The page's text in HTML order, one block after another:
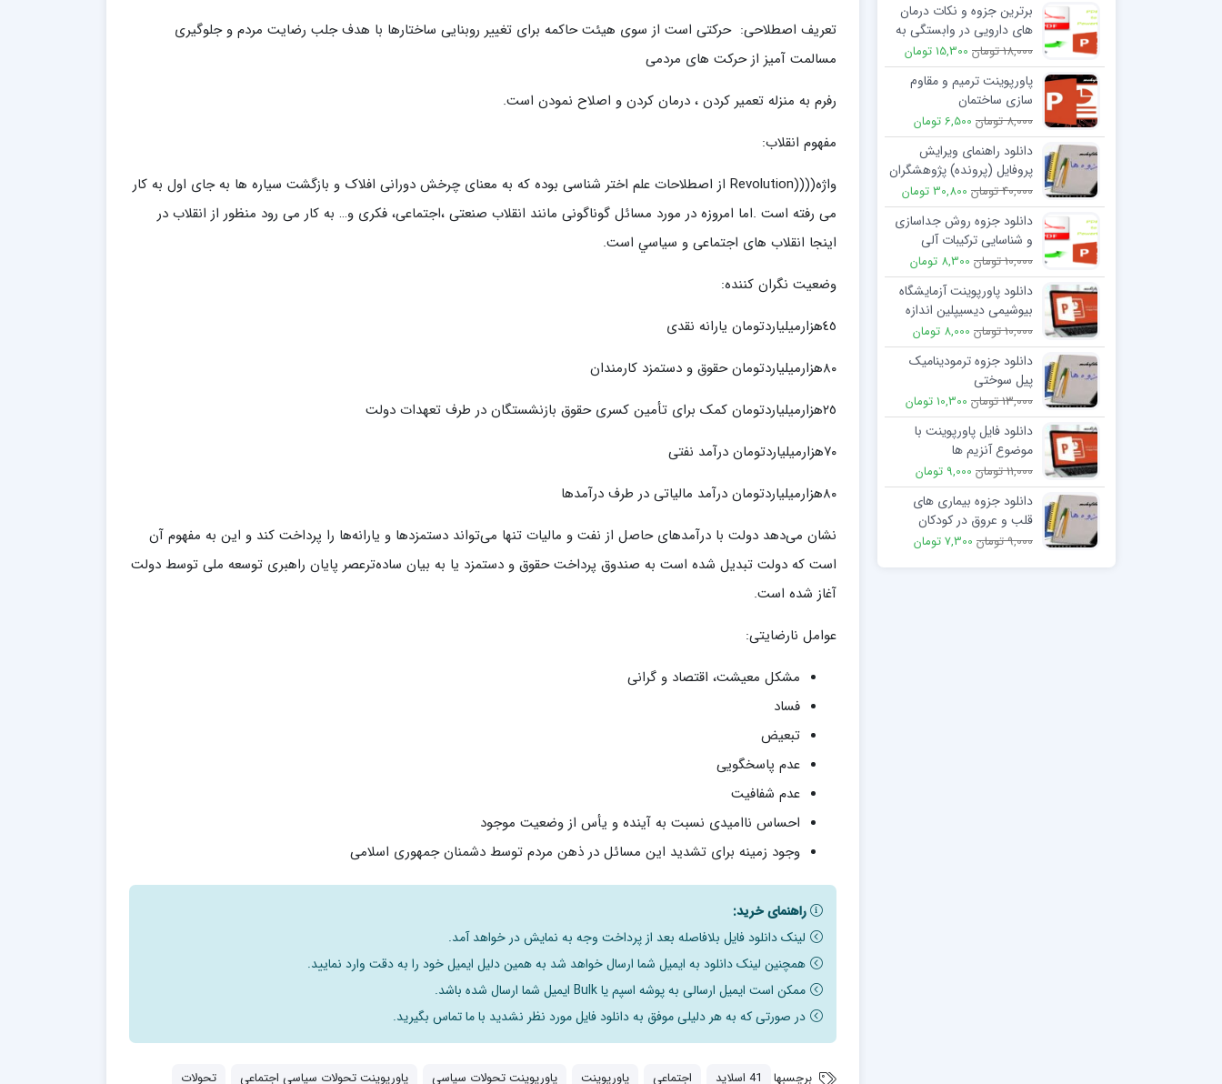
تعریف اصطلاحی: حرکتی است از سوی هیئت حاکمه برای تغییر روبنایی ساختارها با هدف جلب رضایت مردم و جلوگیری
مسالمت آمیز از حرکت های مردمی
رفرم به منزله تعمیر کردن ، درمان کردن و اصلاح نمودن است.
مفهوم انقلاب:
واژه((((Revolution از اصطلاحات علم اختر شناسی بوده که به معنای چرخش دورانی افلاک و بازگشت سیاره ها به جای اول به کار
می رفته است .اما امروزه در مورد مسائل گوناگونی مانند انقلاب صنعتی ،اجتماعی، فکری و… به کار می رود منظور از انقلاب در
اینجا انقلاب های اجتماعی و سياسي است.
وضعیت نگران کننده:
٤٥هزارمیلیاردتومان یارانه نقدی
٨٠هزارمیلیاردتومان حقوق و دستمزد کارمندان
٢٥هزارمیلیاردتومان کمک برای تأمین کسری حقوق بازنشستگان در طرف تعهدات دولت
۷۰هزارمیلیاردتومان درآمد نفتی
٨٠هزارمیلیاردتومان درآمد مالیاتی در طرف درآمدها
نشان می‌دهد دولت با درآمدهای حاصل از نفت و مالیات تنها می‌تواند دستمزدها و یارانه‌ها را پرداخت کند و این به مفهوم آن
است که دولت تبدیل شده است به صندوق پرداخت حقوق و دستمزد یا به بیان ساده‌ترعصر پایان راهبری توسعه ملی توسط دولت
آغاز شده است.
عوامل نارضایتی:
مشکل معیشت، اقتصاد و گرانی
فساد
تبعیض
عدم پاسخگویی
عدم شفافیت
احساس ناامیدی نسبت به آینده و یأس از وضعیت موجود
وجود زمینه برای تشدید این مسائل در ذهن مردم توسط دشمنان جمهوری اسلامی
راهنمای خرید:
لینک دانلود فایل بلافاصله بعد از پرداخت وجه به نمایش در خواهد آمد.
همچنین لینک دانلود به ایمیل شما ارسال خواهد شد به همین دلیل ایمیل خود را به دقت وارد نمایید.
ممکن است ایمیل ارسالی به پوشه اسپم یا Bulk ایمیل شما ارسال شده باشد.
در صورتی که به هر دلیلی موفق به دانلود فایل مورد نظر نشدید با ما تماس بگیرید.
برچسبها 41 اسلاید اجتماعی پاورپوینت پاورپوینت تحولات سیاسی پاورپوینت تحولات سیاسی اجتماعی
تحولات
برترین جزوه و نکات درمان
های دارویی در وابستگی به
مواد مخدر (افیونی)
18,000 تومان 15,300 تومان
پاورپوینت ترمیم و مقاوم
سازی ساختمان
8,000 تومان 6,500 تومان
دانلود راهنمای ویرایش
پروفایل (پرونده) پژوهشگران
در Scopus
40,000 تومان 30,800 تومان
دانلود جزوه روش جداسازی
و شناسایی ترکیبات آلی
10,000 تومان 8,300 تومان
دانلود پاورپوینت آزمایشگاه
بیوشیمی دیسیپلین اندازه
گیری غلظت پروتئین تام در
خون
10,000 تومان 8,000 تومان
دانلود جزوه ترمودینامیک
پیل سوختی
13,000 تومان 10,300 تومان
دانلود فایل پاورپوینت با
موضوع آنزیم ها
11,000 تومان 9,000 تومان
دانلود جزوه بیماری های
قلب و عروق در کودکان
9,000 تومان 7,300 تومان